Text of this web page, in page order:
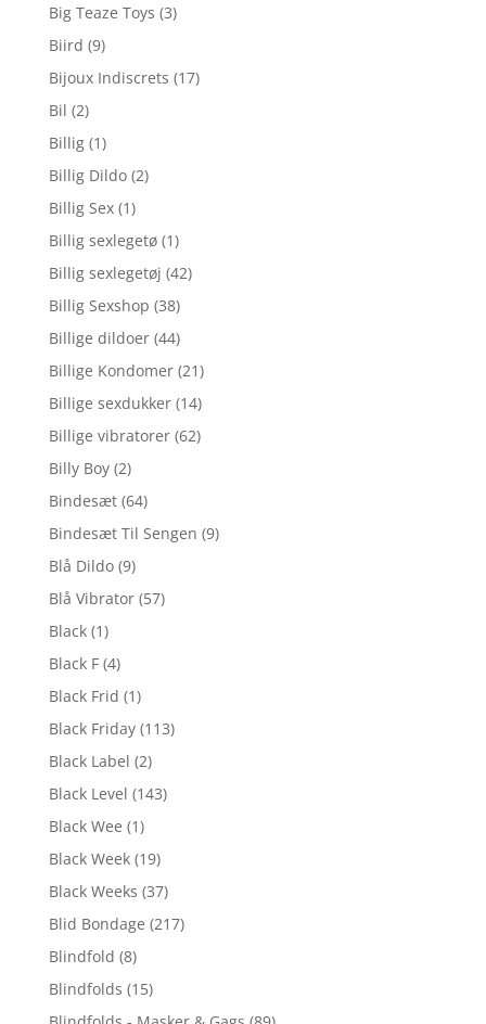
Big Teaze Toys (3)
Biird (9)
Bijoux Indiscrets (17)
Bil (2)
Billig (1)
Billig Dildo (2)
Billig Sex (1)
Billig sexlegetø (1)
Billig sexlegetøj (42)
Billig Sexshop (38)
Billige dildoer (44)
Billige Kondomer (21)
Billige sexdukker (14)
Billige vibratorer (62)
Billy Boy (2)
Bindesæt (64)
Bindesæt Til Sengen (9)
Blå Dildo (9)
Blå Vibrator (57)
Black (1)
Black F (4)
Black Frid (1)
Black Friday (113)
Black Label (2)
Black Level (143)
Black Wee (1)
Black Week (19)
Black Weeks (37)
Blid Bondage (217)
Blindfold (8)
Blindfolds (15)